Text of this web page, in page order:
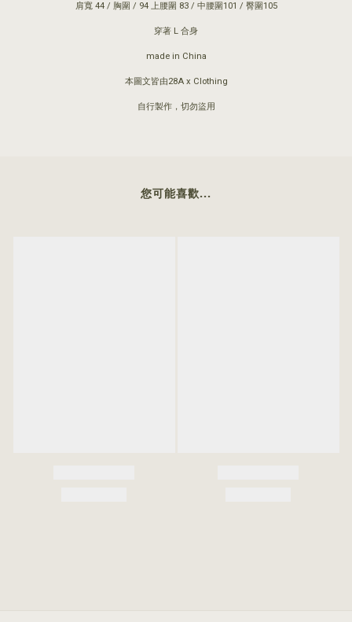
肩寬 44 / 胸圍 / 94 上腰圍 83 / 中腰圍101 / 臀圍105
穿著 L 合身
made in China
本圖文皆由28A x Clothing
自行製作，切勿盜用
您可能喜歡...